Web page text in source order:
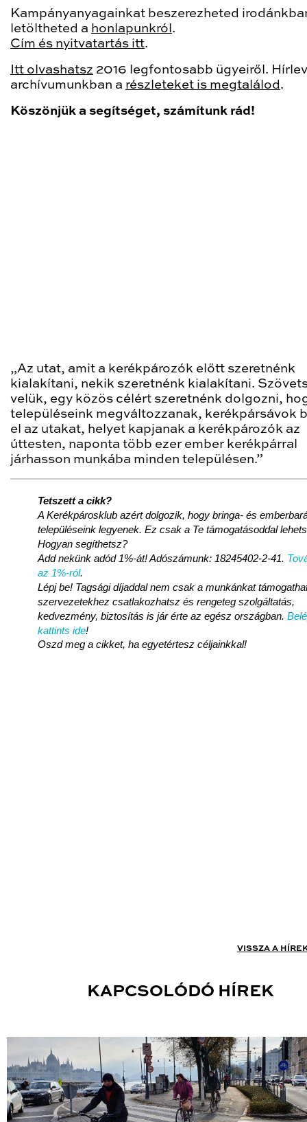
Kampányanyagainkat beszerezheted
letöltheted a honlapunkról .
Cím és nyitvatartás itt.
Itt olvashatsz 2016 legfontosabb ügyeiről.
archívumunkban a részleteket is megtalálod.
Köszönjük a segítséget, számítunk rád!
„Az utat, amit a kerékpározók előtt szeretnénk
kialakítani, nekik szeretnénk kialakítani.
velük, egy közös célért szeretnénk dolgozni,
településeink megváltozzanak, kerékpársávok
el az utakat, helyet kapjanak a kerékpározók az
úttesten, naponta több ezer ember kerékpárral
járhasson munkába minden településen.”
Tetszett a cikk?
A Kerékpárosklub azért dolgozik, hogy bringa- és
településeink legyenek. Ez csak a Te támogatásoddal
Hogyan segíthetsz?
Add nekünk adód 1%-át! Adószámunk: 18245402-2-41.
az 1%-ról.
Lépj be! Tagsági díjaddal nem csak a munkánkat
szervezetekhez csatlakozhatsz és rengeteg szolgáltatás,
kedvezmény, biztosítás is jár érte az egész országban.
kattints ide!
Oszd meg a cikket, ha egyetértesz céljainkkal!
VISSZA A
KAPCSOLÓDÓ HÍREK